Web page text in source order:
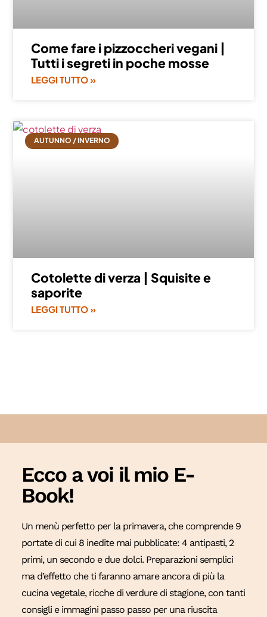
Come fare i pizzoccheri vegani |
Tutti i segreti in poche mosse
LEGGI TUTTO »
AUTUNNO / INVERNO
Cotolette di verza | Squisite e
saporite
LEGGI TUTTO »
Ecco a voi il mio E-
Book!
Un menù perfetto per la primavera, che comprende 9
portate di cui 8 inedite mai pubblicate: 4 antipasti, 2
primi, un secondo e due dolci. Preparazioni semplici
ma d’effetto che ti faranno amare ancora di più la
cucina vegetale, ricche di verdure di stagione, con tanti
consigli e immagini passo passo per una riuscita